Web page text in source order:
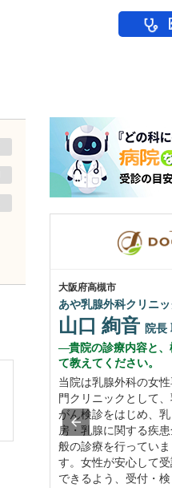
大阪府高槻市
あや乳腺外科クリニッ
山口 絢音 院長
貴院の診療内容と
て教えてください。
当院は乳腺外科の女
門クリニックとして
がん検診をはじめ、乳
房・乳腺に関する疾
般の診療を行っていま
す。女性が安心して
できるよう、受付・検